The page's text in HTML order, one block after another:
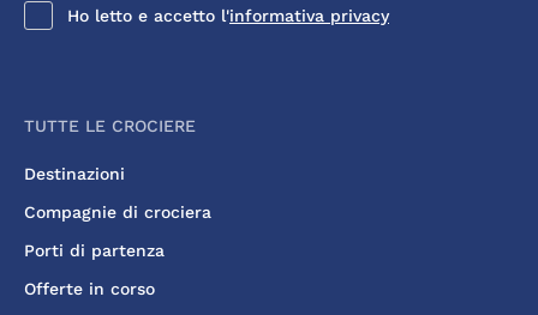
Ho letto e accetto l'informativa privacy
TUTTE LE CROCIERE
Destinazioni
Compagnie di crociera
Porti di partenza
Offerte in corso